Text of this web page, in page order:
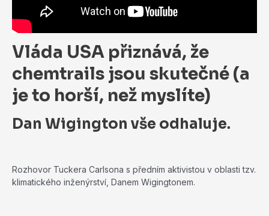
Vláda USA přiznává, že
chemtrails jsou skutečné (a
je to horší, než myslíte)
Dan Wigington vše odhaluje.
Rozhovor Tuckera Carlsona s předním aktivistou v oblasti tzv.
klimatického inženýrství, Danem Wigingtonem.